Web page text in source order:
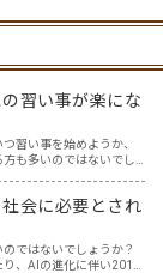
画」を紹介します…
習い事が楽にな
習い事を始めようか、
も多いのではないでし
会に必要とされ
ではないでしょうか？
、AIの進化に伴い2011